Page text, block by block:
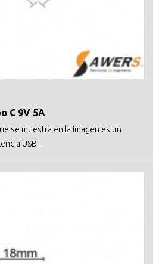
C 9V 5A
se muestra en la imagen es un
USB-..